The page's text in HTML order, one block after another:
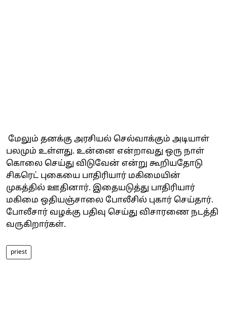
மேலும் தனக்கு அரசியல் செல்வாக்கும் அடியாள்
பலமும் உள்ளது. உன்னை என்றாவது ஒரு நாள்
கொலை செய்து விடுவேன் என்று கூறியதோடு
சிகரெட் புகையை பாதிரியார் மகிமையின்
முகத்தில் ஊதினார். இதையடுத்து பாதிரியார்
மகிமை ஒதியஞ்சாலை போலீசில் புகார் செய்தார்.
போலீசார் வழக்கு பதிவு செய்து விசாரணை நடத்தி
வருகிறார்கள்.
priest